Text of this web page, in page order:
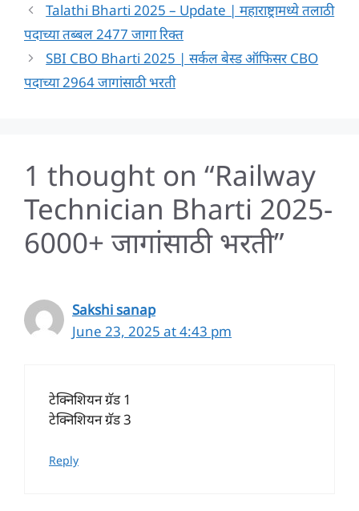
Talathi Bharti 2025 – Update | महाराष्ट्रामध्ये तलाठी
पदाच्या तब्बल 2477 जागा रिक्त
SBI CBO Bharti 2025 | सर्कल बेस्ड ऑफिसर CBO
पदाच्या 2964 जागांसाठी भरती
1 thought on “Railway
Technician Bharti 2025-
6000+ जागांसाठी भरती”
Sakshi sanap
June 23, 2025 at 4:43 pm
टेक्निशियन ग्रॅड 1
टेक्निशियन ग्रॅड 3
Reply